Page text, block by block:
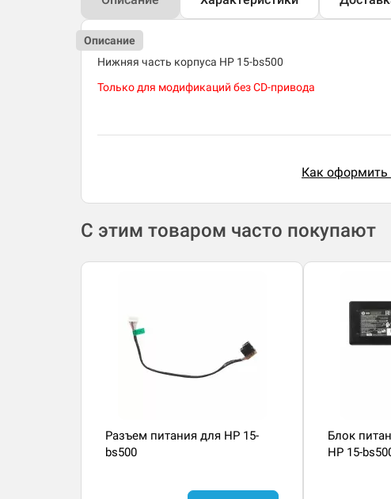
Описание
Нижняя часть корпуса HP 15-bs500
Только для модификаций без CD-привода
Как оформить
С этим товаром часто покупают
Разъем питания для HP 15-
bs500
Блок
HP 15-